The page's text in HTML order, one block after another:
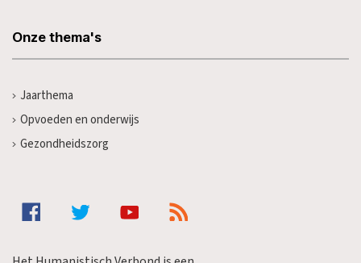
Onze thema's
Jaarthema
Opvoeden en onderwijs
Gezondheidszorg